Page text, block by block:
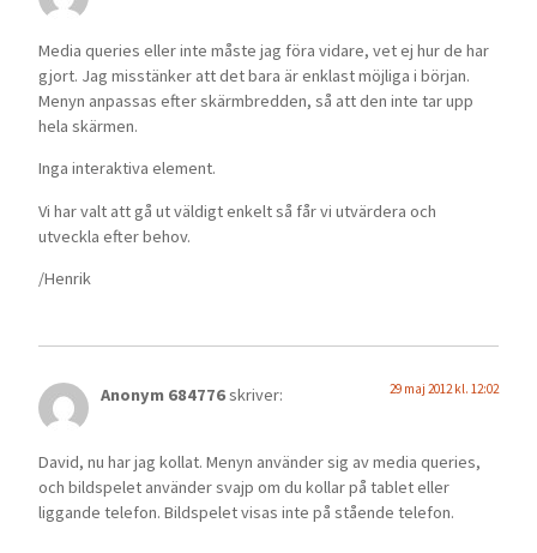
Media queries eller inte måste jag föra vidare, vet ej hur de har
gjort. Jag misstänker att det bara är enklast möjliga i början.
Menyn anpassas efter skärmbredden, så att den inte tar upp
hela skärmen.
Inga interaktiva element.
Vi har valt att gå ut väldigt enkelt så får vi utvärdera och
utveckla efter behov.
/Henrik
Anonym 684776skriver: 29 maj 2012 kl. 12:02
David, nu har jag kollat. Menyn använder sig av media queries,
och bildspelet använder svajp om du kollar på tablet eller
liggande telefon. Bildspelet visas inte på stående telefon.